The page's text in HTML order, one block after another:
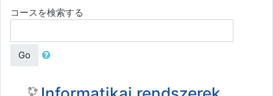
コースを検索する
Go